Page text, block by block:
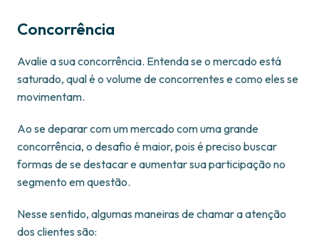
Concorrência
Avalie a sua concorrência. Entenda se o mercado está
saturado, qual é o volume de concorrentes e como eles se
movimentam.
Ao se deparar com um mercado com uma grande
concorrência, o desafio é maior, pois é preciso buscar
formas de se destacar e aumentar sua participação no
segmento em questão.
Nesse sentido, algumas maneiras de chamar a atenção
dos clientes são: